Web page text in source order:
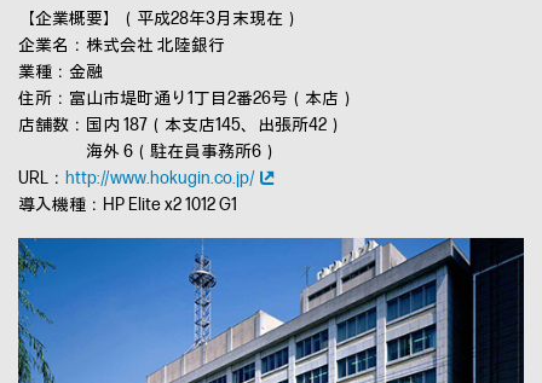
【企業概要】（平成28年3月末現在）
企業名：株式会社 北陸銀行
業種：金融
住所：富山市堤町通り1丁目2番26号（本店）
店舗数：国内 187（本支店145、出張所42）
海外 6（駐在員事務所6）
URL： http://www.hokugin.co.jp/
導入機種：HP Elite x2 1012 G1